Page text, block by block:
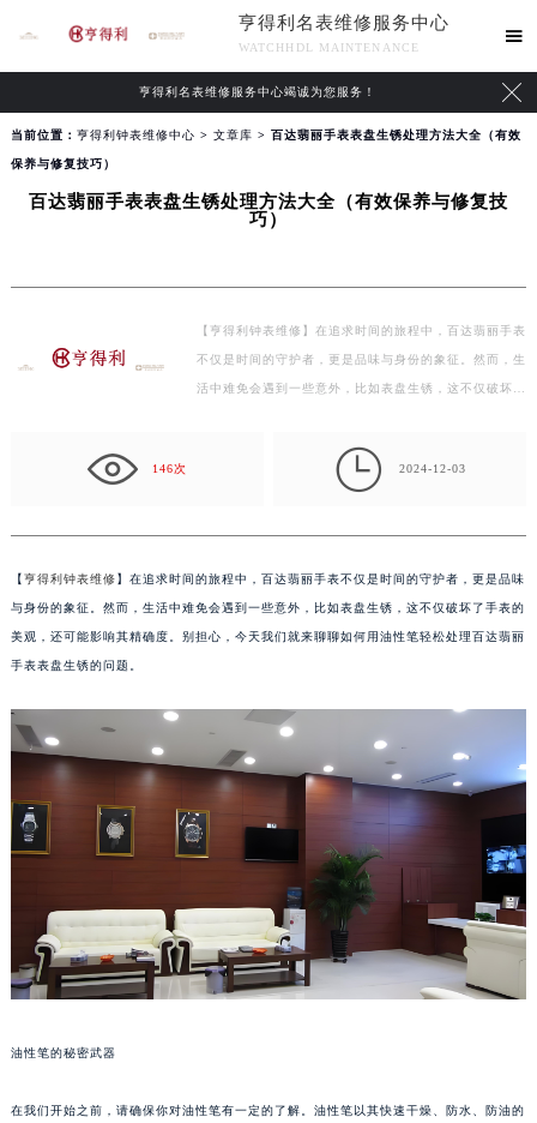
亨得利名表维修服务中心
WATCHHDL MAINTENANCE

亨得利名表维修服务中心竭诚为您服务！ 
当前位置： 亨得利钟表维修中心 > 文章库 > 百达翡丽手表表盘生锈处理方法大全（有效
保养与修复技巧）
百达翡丽手表表盘生锈处理方法大全（有效保养与修复技
巧）
【亨得利钟表维修】在追求时间的旅程中，百达翡丽手表
不仅是时间的守护者，更是品味与身份的象征。然而，生
活中难免会遇到一些意外，比如表盘生锈，这不仅破坏了
146次  2024-12-03
【亨得利钟表维修】在追求时间的旅程中，百达翡丽手表不仅是时间的守护者，更是品味
与身份的象征。然而，生活中难免会遇到一些意外，比如表盘生锈，这不仅破坏了手表的
美观，还可能影响其精确度。别担心，今天我们就来聊聊如何用油性笔轻松处理百达翡丽
手表表盘生锈的问题。
油性笔的秘密武器
在我们开始之前，请确保你对油性笔有一定的了解。油性笔以其快速干燥、防水、防油的